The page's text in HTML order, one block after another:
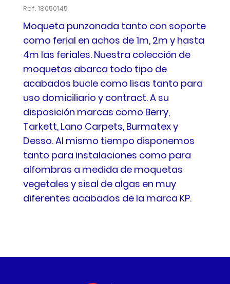
Ref. 18050145
Moqueta punzonada tanto con soporte
como ferial en achos de 1m, 2m y hasta
4m las feriales. Nuestra colección de
moquetas abarca todo tipo de
acabados bucle como lisas tanto para
uso domiciliario y contract. A su
disposición marcas como Berry,
Tarkett, Lano Carpets, Burmatex y
Desso. Al mismo tiempo disponemos
tanto para instalaciones como para
alfombras a medida de moquetas
vegetales y sisal de algas en muy
diferentes acabados de la marca KP.